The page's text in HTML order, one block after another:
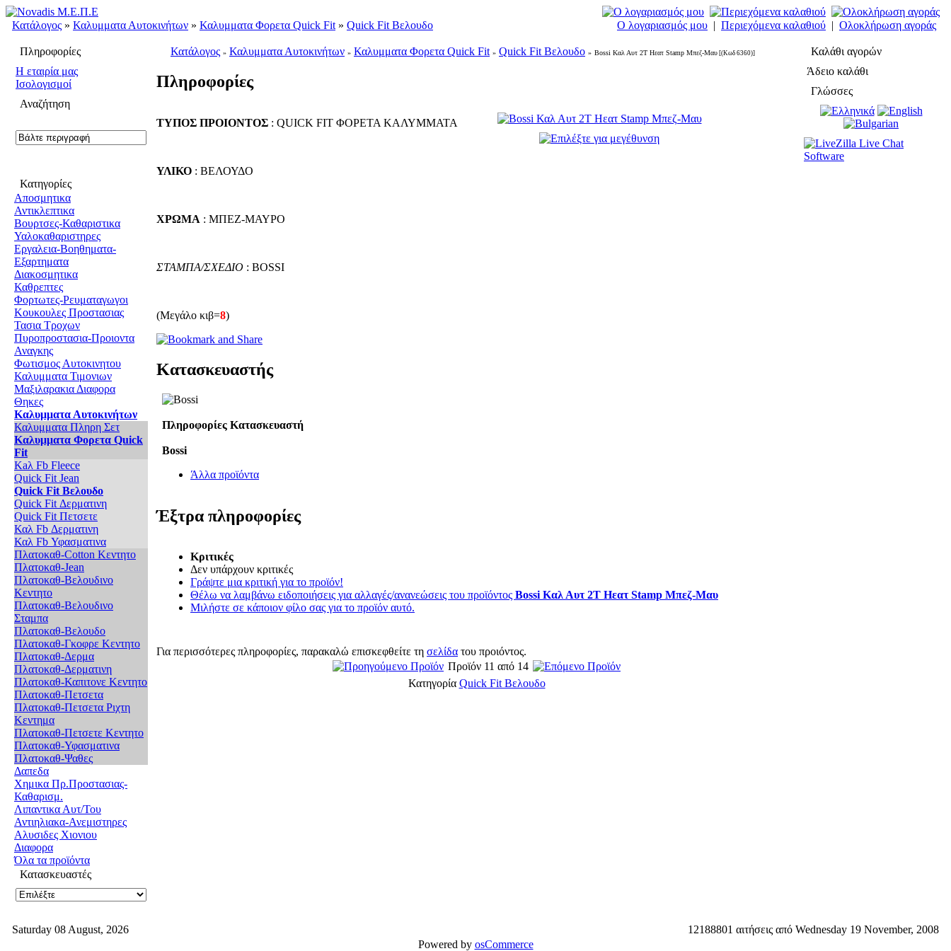
Κατάλογος » Καλυμματα Αυτοκινήτων » Καλυμματα Φορετα Quick Fit » Quick Fit Βελουδο Ο λογαριασμός μου | Περιεχόμενα καλαθιού | Ολοκλήρωση αγοράς
Πληροφορίες
H εταιρία μας
Ισολογισμοί
Αναζήτηση
Κατηγορίες
Αποσμητικα
Αντικλεπτικα
Βουρτσες-Καθαριστικα
Υαλοκαθαριστηρες
Εργαλεια-Βοηθηματα-
Εξαρτηματα
Διακοσμητικα
Καθρεπτες
Φορτωτες-Ρευματαγωγοι
Κουκουλες Προστασιας
Τασια Τροχων
Πυροπροστασια-Προιοντα
Αναγκης
Φωτισμος Αυτοκινητου
Καλυμματα Τιμονιων
Μαξιλαρακια Διαφορα
Θηκες
Καλυμματα Αυτοκινήτων
Καλυμματα Πληρη Σετ
Καλυμματα Φορετα Quick
Fit
Kaλ Fb Fleece
Quick Fit Jean
Quick Fit Βελουδο
Quick Fit Δερματινη
Quick Fit Πετσετε
Καλ Fb Δερματινη
Καλ Fb Υφασματινα
Πλατοκαθ-Cotton Κεντητο
Πλατοκαθ-Jean
Πλατοκαθ-Βελουδινο
Κεντητο
Πλατοκαθ-Βελουδινο
Σταμπα
Πλατοκαθ-Βελουδο
Πλατοκαθ-Γκοφρε Κεντητο
Πλατοκαθ-Δερμα
Πλατοκαθ-Δερματινη
Πλατοκαθ-Καπιτονε Κεντητο
Πλατοκαθ-Πετσετα
Πλατοκαθ-Πετσετα Ριχτη
Κεντημα
Πλατοκαθ-Πετσετε Κεντητο
Πλατοκαθ-Υφασματινα
Πλατοκαθ-Ψαθες
Δαπεδα
Χημικα Πρ.Προστασιας-
Καθαρισμ.
Λιπαντικα Αυτ/Του
Αντιηλιακα-Ανεμιστηρες
Αλυσιδες Χιονιου
Διαφορα
Όλα τα προϊόντα
Κατασκευαστές
Κατάλογος » Καλυμματα Αυτοκινήτων » Καλυμματα Φορετα Quick Fit » Quick Fit Βελουδο » Bossi Καλ Αυτ 2Τ Ηεατ Stamp Μπεζ-Μαυ [(Κωδ 6360)]
Πληροφορίες
ΤΥΠΟΣ ΠΡΟΙΟΝΤΟΣ : QUICK FIT ΦΟΡΕΤΑ ΚΑΛΥΜΜΑΤΑ
ΥΛΙΚΟ : ΒΕΛΟΥΔΟ
ΧΡΩΜΑ : ΜΠΕΖ-ΜΑΥΡΟ
ΣΤΑΜΠΑ/ΣΧΕΔΙΟ : BOSSI
(Μεγάλο κιβ=8)
Κατασκευαστής
Πληροφορίες Κατασκευαστή
Bossi
Άλλα προϊόντα
Έξτρα πληροφορίες
Κριτικές
Δεν υπάρχουν κριτικές
Γράψτε μια κριτική για το προϊόν!
Θέλω να λαμβάνω ειδοποιήσεις για αλλαγές/ανανεώσεις του προϊόντος Bossi Καλ Αυτ 2Τ Ηεατ Stamp Μπεζ-Μαυ
Μιλήστε σε κάποιον φίλο σας για το προϊόν αυτό.
Για περισσότερες πληροφορίες, παρακαλώ επισκεφθείτε τη σελίδα του προιόντος.
Προϊόν 11 από 14
Κατηγορία Quick Fit Βελουδο
Καλάθι αγορών
Άδειο καλάθι
Γλώσσες
Saturday 08 August, 2026
12188801 αιτήσεις από Wednesday 19 November, 2008
Powered by osCommerce